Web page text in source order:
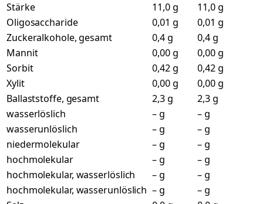
Stärke
11,0 g
11,0 g
Oligosaccharide
0,01 g
0,01 g
Zuckeralkohole, gesamt
0,4 g
0,4 g
Mannit
0,00 g
0,00 g
Sorbit
0,42 g
0,42 g
Xylit
0,00 g
0,00 g
Ballaststoffe, gesamt
2,3 g
2,3 g
wasserlöslich
– g
– g
wasserunlöslich
– g
– g
niedermolekular
– g
– g
hochmolekular
– g
– g
hochmolekular, wasserlöslich
– g
– g
hochmolekular, wasserunlöslich – g
– g